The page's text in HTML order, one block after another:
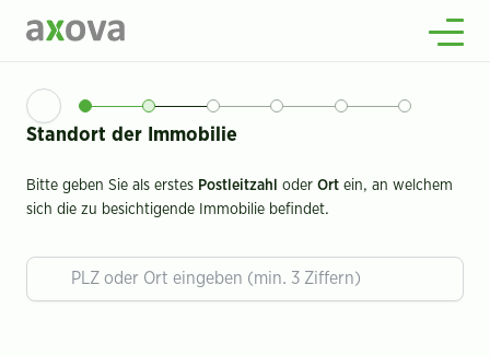
Über uns
Wissenswertes
Offene Stellen
2
Standort der Immobilie
Bitte geben Sie als erstes Postleitzahl oder Ort ein, an welchem
sich die zu besichtigende Immobilie befindet.